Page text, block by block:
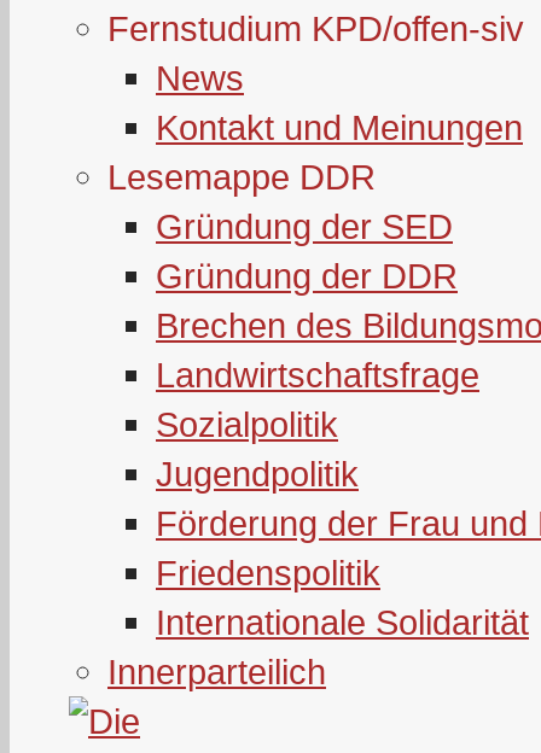
Fernstudium KPD/offen-siv
News
Kontakt und Meinungen
Lesemappe DDR
Gründung der SED
Gründung der DDR
Brechen des
Landwirtschaftsfrage
Sozialpolitik
Jugendpolitik
Förderung der Frau und
Friedenspolitik
Internationale Solidarität
Innerparteilich